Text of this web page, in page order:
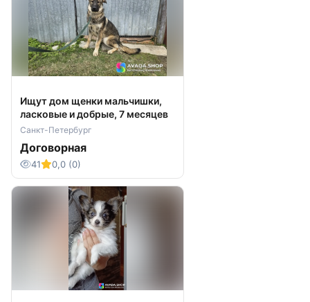
Ищут дом щенки мальчишки,
ласковые и добрые, 7 месяцев
Санкт-Петербург
Договорная
41 0,0 (0)